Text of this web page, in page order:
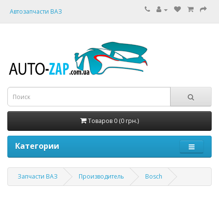
Автозапчасти ВАЗ
Товаров 0 (0 грн.)
Категории
Запчасти ВАЗ Производитель Bosch